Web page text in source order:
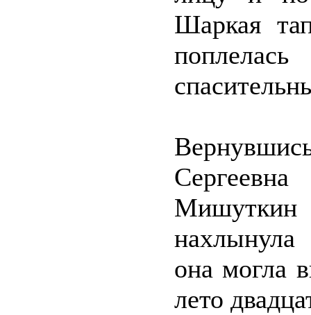
Шаркая
нахлынула
она могла
лето